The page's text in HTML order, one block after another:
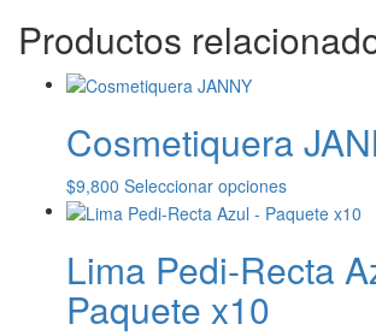
precios:
desde
$6,050
$8,100
se
en
Productos
Cosmetiquera
$9,800 Seleccionar opcionesEste
producto
múltiples
variantes.
Lima Pedi-Recta
Paquete x10